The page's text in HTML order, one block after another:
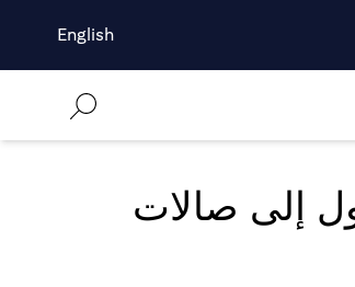
English
إلى صالات